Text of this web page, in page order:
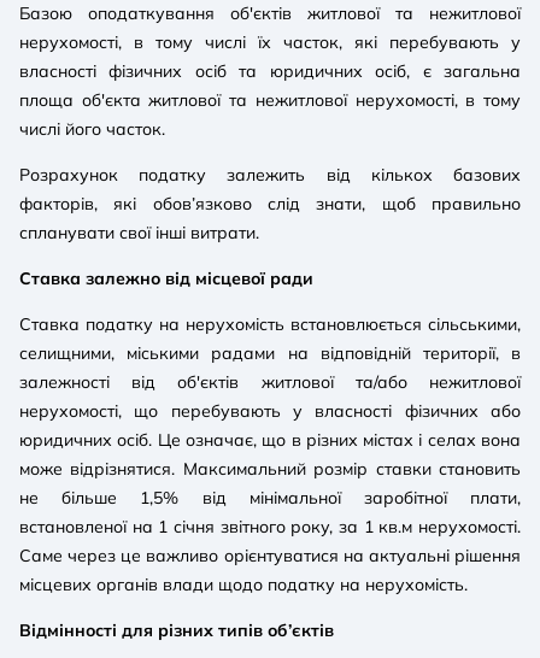
Базою оподаткування об'єктів житлової та нежитлової
нерухомості, в тому числі їх часток, які перебувають у
власності фізичних осіб та юридичних осіб, є загальна
площа об'єкта житлової та нежитлової нерухомості, в тому
числі його часток.
Розрахунок податку залежить від кількох базових
факторів, які обов’язково слід знати, щоб правильно
спланувати свої інші витрати.
Ставка залежно від місцевої ради
Ставка податку на нерухомість встановлюється сільськими,
селищними, міськими радами на відповідній території, в
залежності від об'єктів житлової та/або нежитлової
нерухомості, що перебувають у власності фізичних або
юридичних осіб. Це означає, що в різних містах і селах вона
може відрізнятися. Максимальний розмір ставки становить
не більше 1,5% від мінімальної заробітної плати,
встановленої на 1 січня звітного року, за 1 кв.м нерухомості.
Саме через це важливо орієнтуватися на актуальні рішення
місцевих органів влади щодо податку на нерухомість.
Відмінності для різних типів об’єктів